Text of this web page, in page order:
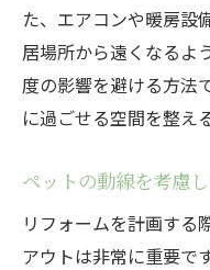
た、エアコンや暖房設
居場所から遠くなるよ
度の影響を避ける方法
に過ごせる空間を整え
ペットの動線を考慮
リフォームを計画する
アウトは非常に重要で